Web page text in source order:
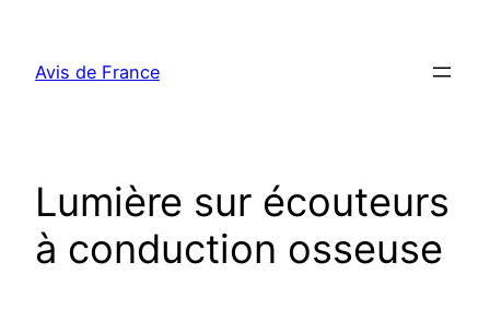
contenu
Avis de France
Lumière sur écouteurs
à conduction osseuse